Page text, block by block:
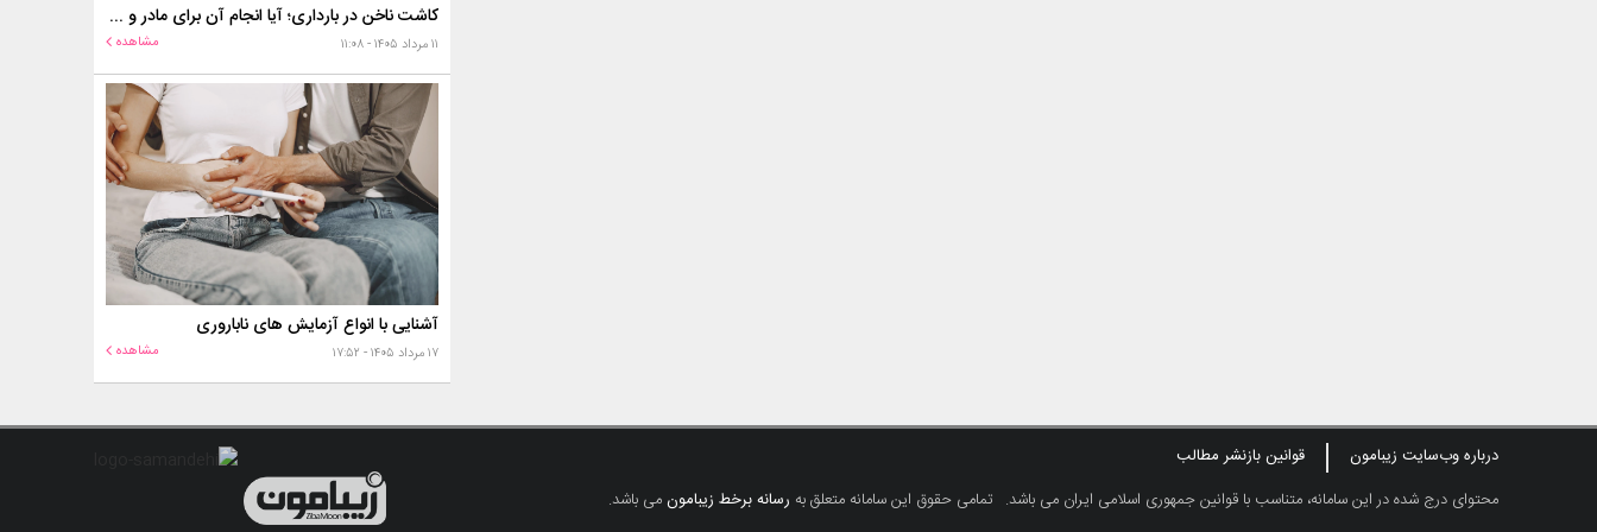
کاشت ناخن در بارداری؛ آیا انجام آن برای مادر و جنین خطر دارد؟
۱۱ مرداد ۱۴۰۵ - ۱۱:۰۸ مشاهده
آشنایی با انواع آزمایش های ناباروری
۱۷ مرداد ۱۴۰۵ - ۱۷:۵۲ مشاهده
درباره وب‌سایت زیبامون
قوانین بازنشر مطالب
محتوای درج شده در این سامانه، متناسب با قوانین جمهوری اسلامی ایران می باشد. تمامی حقوق این سامانه متعلق به رسانه برخط زیبامونمی باشد.